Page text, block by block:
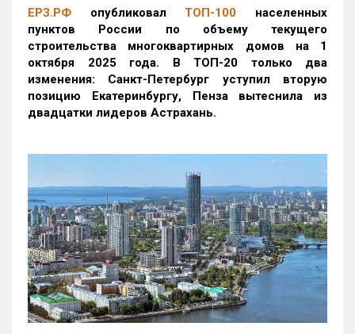
ЕРЗ.РФ опубликовал ТОП-100 населенных
пунктов России по объему текущего
строительства многоквартирных домов на 1
октября 2025 года. В ТОП-20 только два
изменения: Санкт-Петербург уступил вторую
позицию Екатеринбургу, Пенза вытеснила из
двадцатки лидеров Астрахань.